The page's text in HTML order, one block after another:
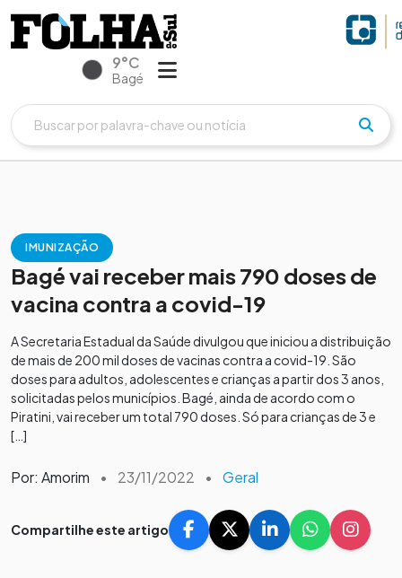
9°C
Bagé
IMUNIZAÇÃO
Bagé vai receber mais 790 doses de
vacina contra a covid-19
A Secretaria Estadual da Saúde divulgou que iniciou a distribuição
de mais de 200 mil doses de vacinas contra a covid-19. São
doses para adultos, adolescentes e crianças a partir dos 3 anos,
solicitadas pelos municípios. Bagé, ainda de acordo com o
Piratini, vai receber um total 790 doses. Só para crianças de 3 e
[…]
Por: Amorim • 23/11/2022 • Geral
Compartilhe este artigo